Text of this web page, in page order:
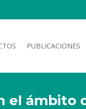
PUBLICACIONES
el ámbito